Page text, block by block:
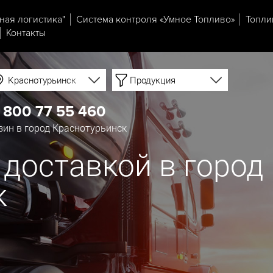
логистика" Система контроля «Умное Топливо»
Контакты
Краснотурьинск Продукция
800 77 55 460
в город Краснотурьинск
в город